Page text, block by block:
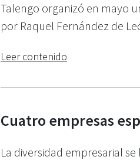
Talengo organizó en mayo
por Raquel Fernández de
Leer contenido
Cuatro empresas
La diversidad empresarial